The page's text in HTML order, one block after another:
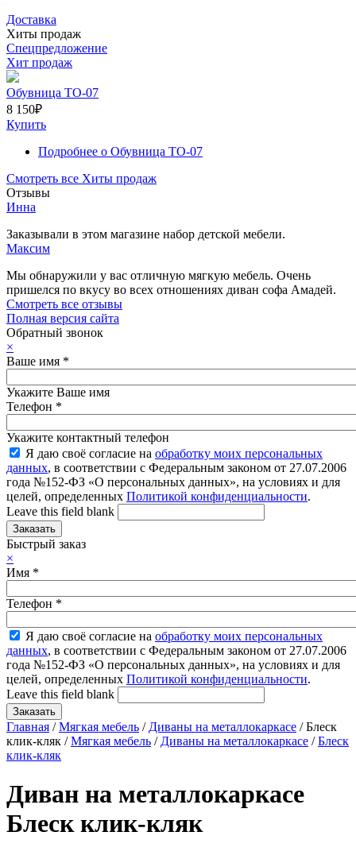
Доставка
Хиты продаж
Спецпредложение
Хит продаж
Обувница ТО-07
8 150₽
Купить
Подробнее о Обувница ТО-07
Смотреть все Хиты продаж
Отзывы
Инна
Заказывали в этом магазине набор детской мебели.
Максим
Мы обнаружили у вас отличную мягкую мебель. Очень
пришелся по вкусу во всех отношениях диван софа Амадей.
Смотреть все отзывы
Полная версия сайта
Обратный звонок
×
Ваше имя *
Укажите Ваше имя
Телефон *
Укажите контактный телефон
Я даю своё согласие на обработку моих персональных
данных, в соответствии с Федеральным законом от 27.07.2006
года №152-ФЗ «О персональных данных», на условиях и для
целей, определенных Политикой конфиденциальности.
Leave this field blank
Быстрый заказ
×
Имя *
Телефон *
Я даю своё согласие на обработку моих персональных
данных, в соответствии с Федеральным законом от 27.07.2006
года №152-ФЗ «О персональных данных», на условиях и для
целей, определенных Политикой конфиденциальности.
Leave this field blank
Главная /Мягкая мебель / Диваны на металлокаркасе / Блеск
клик-кляк /Мягкая мебель / Диваны на металлокаркасе /Блеск
клик-кляк
Диван на металлокаркасе
Блеск клик-кляк